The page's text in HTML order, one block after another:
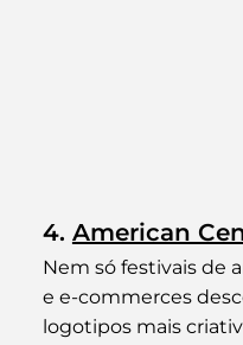
4. American
Nem só festivais de
e e-commerces
logotipos mais